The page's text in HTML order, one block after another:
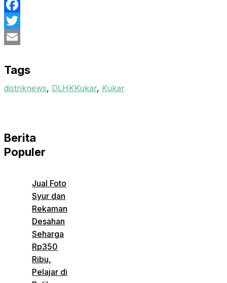
Facebook
Twitter
Tags
distriknews, DLHKKukar, Kukar
Berita
Populer
Jual Foto
Syur dan
Rekaman
Desahan
Seharga
Rp350
Ribu,
Pelajar di